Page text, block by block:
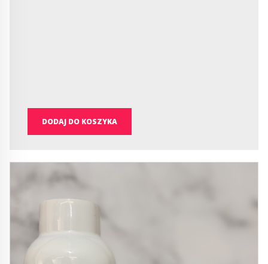
DODAJ DO KOSZYKA